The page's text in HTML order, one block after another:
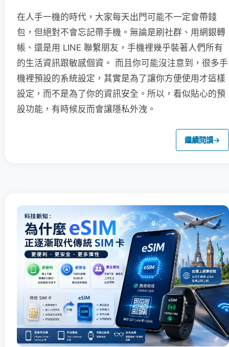
在人手一機的時代，大家每天出門可能不一定會帶錢
包，但絕對不會忘記帶手機。無論是刷社群、用網銀轉
帳、還是用 LINE 聯繫朋友，手機裡幾乎裝著人們所有
的生活資訊跟敏感個資。 而且你可能沒注意到，很多手
機裡預設的系統設定，其實是為了讓你方便使用才這樣
設定，而不是為了你的資訊安全。所以，看似貼心的預
設功能，有時候反而會讓隱私外洩。
繼續閱讀→